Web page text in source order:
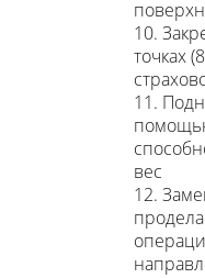
10.
точках
11.
вес
12.